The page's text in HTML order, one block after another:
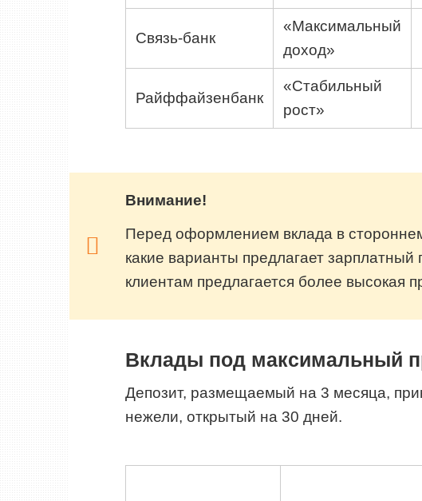
Связь-банк
«Максимальный
доход»
Райффайзенбанк
«Стабильный
рост»
Внимание!
Перед оформлением вклада в
какие варианты предлагает зарплатный
клиентам предлагается более высокая
Вклады под максимальный
Депозит, размещаемый на 3 месяца,
нежели, открытый на 30 дней.